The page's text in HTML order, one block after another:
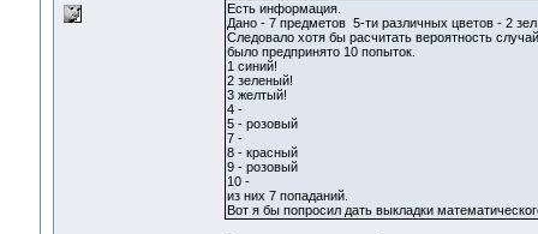
Есть информация.
Дано - 7 предметов 5-ти различных цветов - 2
Следовало хотя бы расчитать вероятность
было предпринято 10 попыток.
1 синий!
2 зеленый!
3 желтый!
4 -
5 - розовый
7 -
8 - красный
9 - розовый
10 -
из них 7 попаданий.
Вот я бы попросил дать выкладки